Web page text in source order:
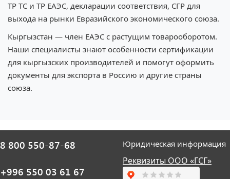
ТР ТС и ТР ЕАЭС, декларации соответствия, СГР для
выхода на рынки Евразийского экономического союза.
Кыргызстан — член ЕАЭС с растущим товарооборотом.
Наши специалисты знают особенности сертификации
для кыргызских производителей и помогут оформить
документы для экспорта в Россию и другие страны
союза.
8 800 550-87-68
+996 550 03 61 67
Юридическая информация
Реквизиты ООО «ГСГ»